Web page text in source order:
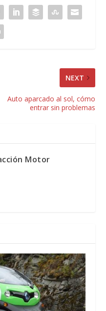
NEXT
Auto aparcado al sol, cómo
entrar sin problemas
Motor